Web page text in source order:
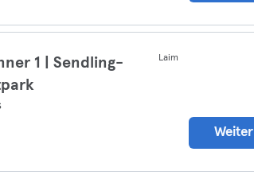
1 | Sendling-
Laim
Weiter